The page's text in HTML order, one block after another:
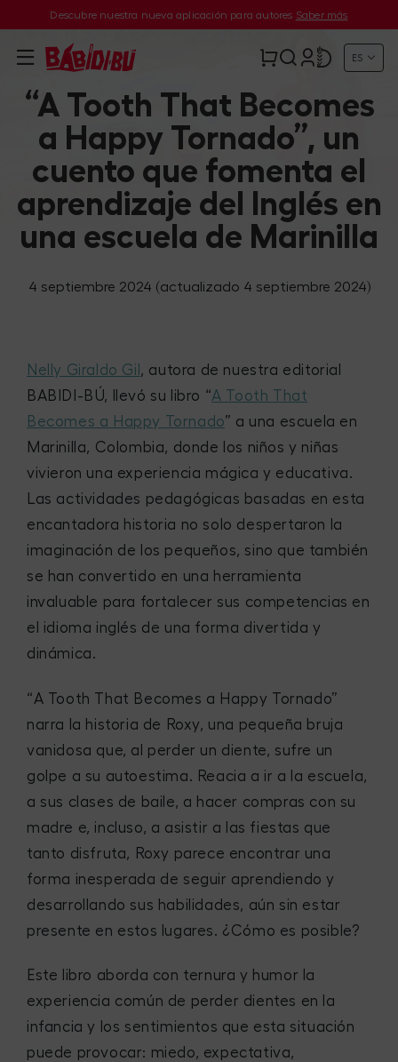
Descubre nuestra nueva aplicación para autores Saber más
ES
“A Tooth That Becomes
a Happy Tornado”, un
cuento que fomenta el
aprendizaje del Inglés en
una escuela de Marinilla
4 septiembre 2024 (actualizado 4 septiembre 2024)
Nelly Giraldo Gil , autora de nuestra editorial
BABIDI-BÚ, llevó su libro “A Tooth That
Becomes a Happy Tornado” a una escuela en
Marinilla, Colombia, donde los niños y niñas
vivieron una experiencia mágica y educativa.
Las actividades pedagógicas basadas en esta
encantadora historia no solo despertaron la
imaginación de los pequeños, sino que también
se han convertido en una herramienta
invaluable para fortalecer sus competencias en
el idioma inglés de una forma divertida y
dinámica.
“A Tooth That Becomes a Happy Tornado”
narra la historia de Roxy, una pequeña bruja
vanidosa que, al perder un diente, sufre un
golpe a su autoestima. Reacia a ir a la escuela,
a sus clases de baile, a hacer compras con su
madre e, incluso, a asistir a las fiestas que
tanto disfruta, Roxy parece encontrar una
forma inesperada de seguir aprendiendo y
desarrollando sus habilidades, aún sin estar
presente en estos lugares. ¿Cómo es posible?
Este libro aborda con ternura y humor la
experiencia común de perder dientes en la
infancia y los sentimientos que esta situación
puede provocar: miedo, expectativa,